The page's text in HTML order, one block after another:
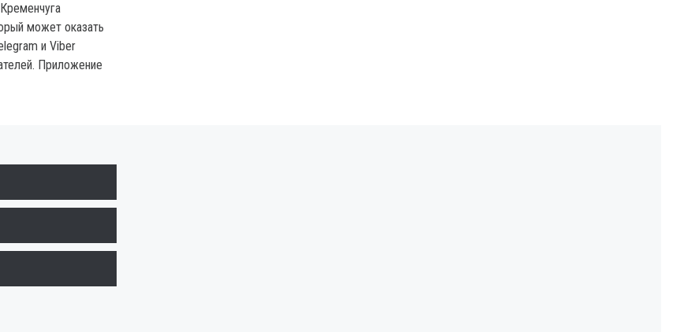
может оказать
и Viber
Приложение